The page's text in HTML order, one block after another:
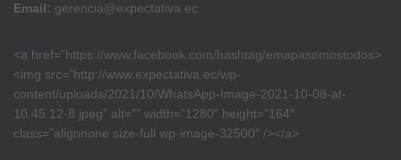
Email: gerencia@expectativa.ec
<a href=”https://www.facebook.com/hashtag/emapasomostodos>
<img src=”http://www.expectativa.ec/wp-
content/uploads/2021/10/WhatsApp-Image-2021-10-08-at-
10.45.12-8.jpeg” alt=”” width=”1280″ height=”164″
class=”alignnone size-full wp-image-32500″ /></a>